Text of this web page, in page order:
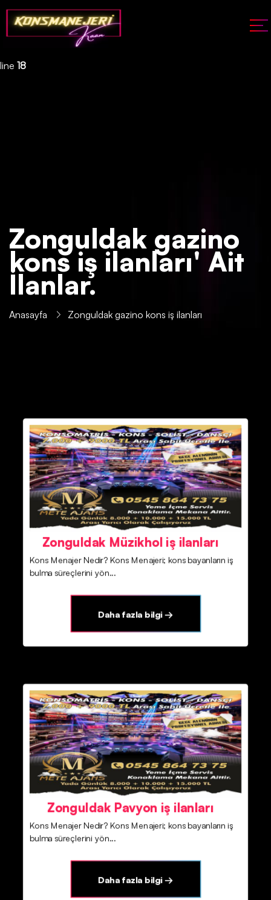
Deprecated: json_decode(): Passing null to parameter #1 ($json)
of type string is deprecated in
/home/konsmenajericom/public_html/api/kontrol/etiket.php
line 18
Zonguldak gazino
kons iş ilanları' Ait
İlanlar.
Anasayfa Zonguldak gazino kons iş ilanları
Zonguldak Müzikhol iş ilanları
Kons Menajer Nedir? Kons Menajeri; kons bayanların iş
bulma süreçlerini yön...
Daha fazla bilgi →
Zonguldak Pavyon iş ilanları
Kons Menajer Nedir? Kons Menajeri; kons bayanların iş
bulma süreçlerini yön...
Daha fazla bilgi →